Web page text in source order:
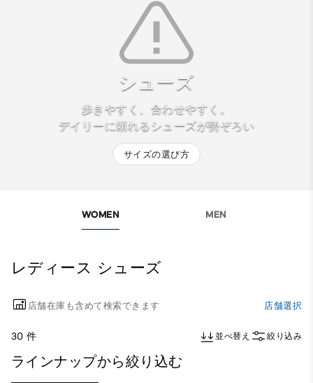
シューズ
歩きやすく、合わせやすく。
デイリーに頼れるシューズが勢ぞろい
サイズの選び方
WOMEN MEN
レディース シューズ
店舗在庫も含めて検索できます 店舗選択
30 件 並べ替え 絞り込み
ラインナップから絞り込む